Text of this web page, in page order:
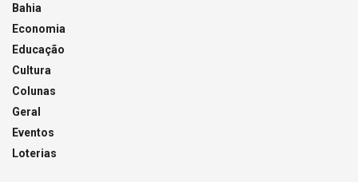
Bahia
Economia
Educação
Cultura
Colunas
Geral
Eventos
Loterias